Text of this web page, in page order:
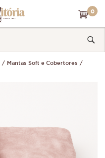
0
Mantas Soft e Cobertores